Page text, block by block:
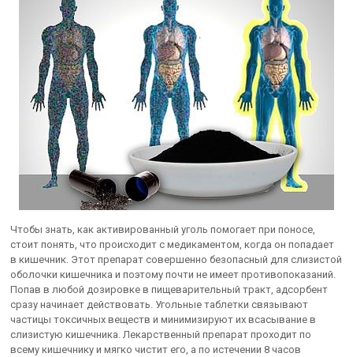
Чтобы знать, как активированный уголь помогает при поносе,
стоит понять, что происходит с медикаментом, когда он попадает
в кишечник. Этот препарат совершенно безопасный для слизистой
оболочки кишечника и поэтому почти не имеет противопоказаний.
Попав в любой дозировке в пищеварительный тракт, адсорбент
сразу начинает действовать. Угольные таблетки связывают
частицы токсичных веществ и минимизируют их всасывание в
слизистую кишечника. Лекарственный препарат проходит по
всему кишечнику и мягко чистит его, а по истечении 8 часов